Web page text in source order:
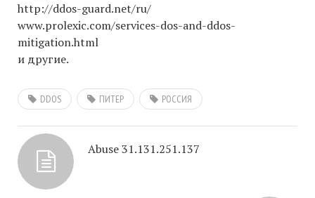
http://ddos-guard.net/ru/
www.prolexic.com/services-dos-and-ddos-
mitigation.html
и другие.
DDOS ПИТЕР РОССИЯ
Abuse 31.131.251.137